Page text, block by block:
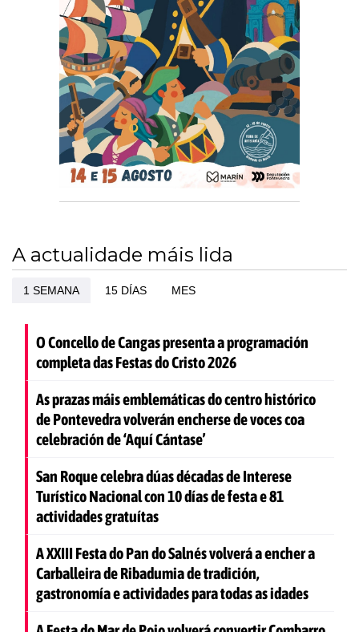
A actualidade máis lida
1 SEMANA 15 DÍAS MES
O Concello de Cangas presenta a programación
completa das Festas do Cristo 2026
As prazas máis emblemáticas do centro histórico
de Pontevedra volverán encherse de voces coa
celebración de ‘Aquí Cántase’
San Roque celebra dúas décadas de Interese
Turístico Nacional con 10 días de festa e 81
actividades gratuítas
A XXIII Festa do Pan do Salnés volverá a encher a
Carballeira de Ribadumia de tradición,
gastronomía e actividades para todas as idades